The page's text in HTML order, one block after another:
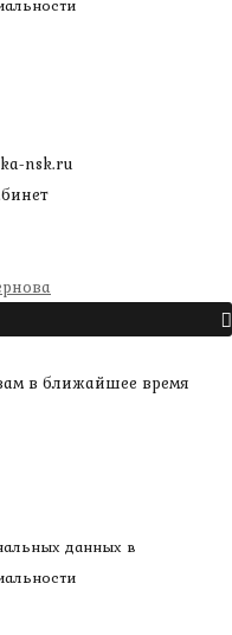
nsk.ru
в ближайшее время
данных в